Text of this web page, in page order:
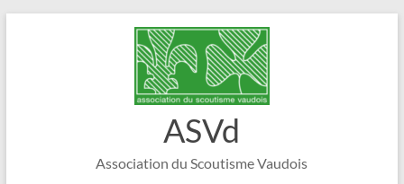
ASVd
Association du Scoutisme Vaudois